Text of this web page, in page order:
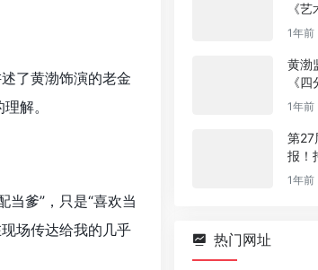
了黄渤饰演的老金
解。
爹”，只是“喜欢当
场传达给我的几乎
《
映
1年前
黄渤
《
光
1年前
第27
报！
席
1年前
热门网址